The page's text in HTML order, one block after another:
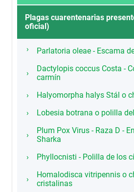
Plagas cuarentenarias
oficial)
Parlatoria oleae - Escama
Dactylopis coccus Costa -
carmín
Halyomorpha halys Stál o
Lobesia botrana o polilla
Plum Pox Virus - Raza D -
Sharka
Phyllocnisti - Polilla de los
Homalodisca vitripennis o
cristalinas